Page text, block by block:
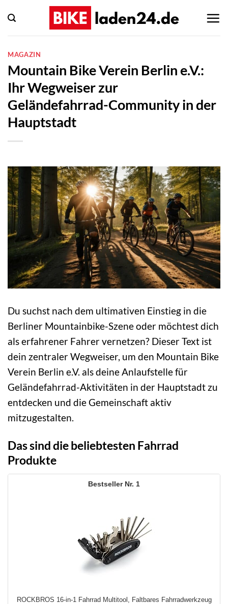
Inhalt
springen
MAGAZIN
Mountain Bike Verein Berlin e.V.:
Ihr Wegweiser zur
Geländefahrrad-Community in der
Hauptstadt
Du suchst nach dem ultimativen Einstieg in die
Berliner Mountainbike-Szene oder möchtest dich
als erfahrener Fahrer vernetzen? Dieser Text ist
dein zentraler Wegweiser, um den Mountain Bike
Verein Berlin e.V. als deine Anlaufstelle für
Geländefahrrad-Aktivitäten in der Hauptstadt zu
entdecken und die Gemeinschaft aktiv
mitzugestalten.
Das sind die beliebtesten Fahrrad
Produkte
1
ROCKBROS 16-in-1 Fahrrad Multitool, Faltbares Fahrradwerkzeug